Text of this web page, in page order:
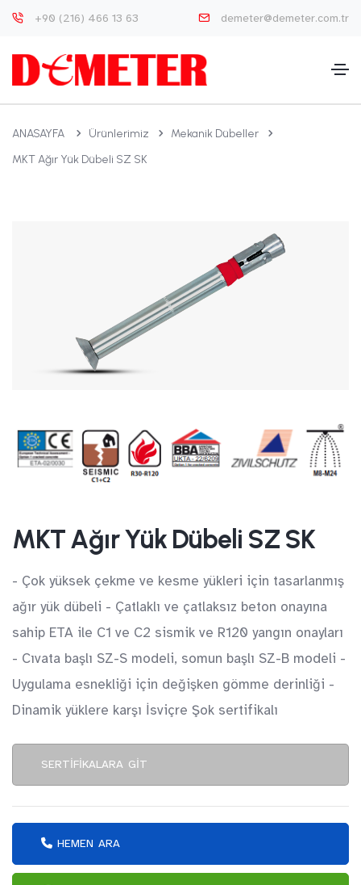
+90 (216) 466 13 63 demeter@demeter.com.tr
ANASAYFA Ürünlerimiz
Mekanik Dübeller
MKT Ağır Yük Dübeli SZ SK
MKT Ağır Yük Dübeli SZ SK
- Çok yüksek çekme ve kesme yükleri için tasarlanmış
ağır yük dübeli - Çatlaklı ve çatlaksız beton onayına
sahip ETA ile C1 ve C2 sismik ve R120 yangın onayları
- Cıvata başlı SZ-S modeli, somun başlı SZ-B modeli -
Uygulama esnekliği için değişken gömme derinliği -
Dinamik yüklere karşı İsviçre Şok sertifikalı
SERTIFIKALARA GIT
HEMEN ARA